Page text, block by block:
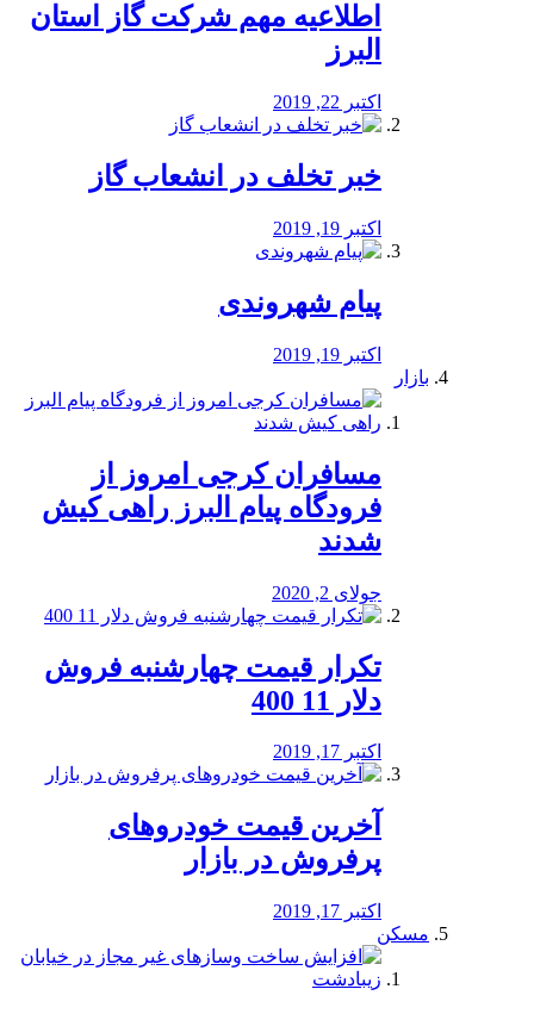
️اطلاعیه مهم شرکت گاز استان
البرز
اکتبر 22, 2019
خبر تخلف در انشعاب گاز
اکتبر 19, 2019
پیام شهروندی
اکتبر 19, 2019
بازار
مسافران کرجی امروز از
فرودگاه پیام البرز راهی کیش
شدند
جولای 2, 2020
تکرار قیمت چهارشنبه فروش
دلار 11 400
اکتبر 17, 2019
آخرین قیمت خودرو‌های
پرفروش در بازار
اکتبر 17, 2019
مسکن